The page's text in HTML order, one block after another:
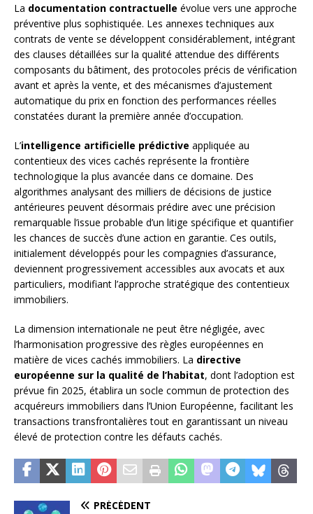
La documentation contractuelle évolue vers une approche
préventive plus sophistiquée. Les annexes techniques aux
contrats de vente se développent considérablement, intégrant
des clauses détaillées sur la qualité attendue des différents
composants du bâtiment, des protocoles précis de vérification
avant et après la vente, et des mécanismes d’ajustement
automatique du prix en fonction des performances réelles
constatées durant la première année d’occupation.
L’intelligence artificielle prédictive appliquée au
contentieux des vices cachés représente la frontière
technologique la plus avancée dans ce domaine. Des
algorithmes analysant des milliers de décisions de justice
antérieures peuvent désormais prédire avec une précision
remarquable l’issue probable d’un litige spécifique et quantifier
les chances de succès d’une action en garantie. Ces outils,
initialement développés pour les compagnies d’assurance,
deviennent progressivement accessibles aux avocats et aux
particuliers, modifiant l’approche stratégique des contentieux
immobiliers.
La dimension internationale ne peut être négligée, avec
l’harmonisation progressive des règles européennes en
matière de vices cachés immobiliers. La directive
européenne sur la qualité de l’habitat, dont l’adoption est
prévue fin 2025, établira un socle commun de protection des
acquéreurs immobiliers dans l’Union Européenne, facilitant les
transactions transfrontalières tout en garantissant un niveau
élevé de protection contre les défauts cachés.
PRÉCÉDENT